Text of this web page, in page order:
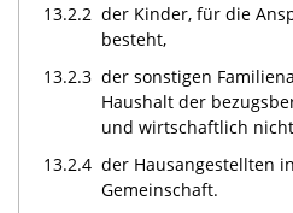
13.2.2 der Kinder, für die
besteht,
13.2.3 der sonstigen
Haushalt der
und wirtschaftlich
13.2.4 der Hausangestellten
Gemeinschaft.